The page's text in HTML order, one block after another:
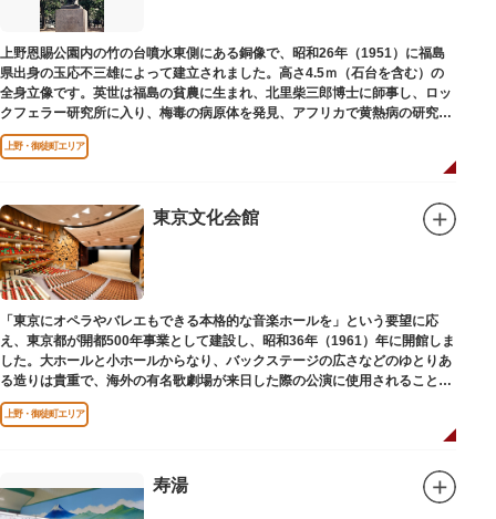
上野恩賜公園内の竹の台噴水東側にある銅像で、昭和26年（1951）に福島
県出身の玉応不三雄によって建立されました。高さ4.5ｍ（石台を含む）の
全身立像です。英世は福島の貧農に生まれ、北里柴三郎博士に師事し、ロッ
クフェラー研究所に入り、梅毒の病原体を発見、アフリカで黄熱病の研究中
感染して、死去しました。
上野・御徒町エリア
東京文化会館
「東京にオペラやバレエもできる本格的な音楽ホールを」という要望に応
え、東京都が開都500年事業として建設し、昭和36年（1961）年に開館しま
した。大ホールと小ホールからなり、バックステージの広さなどのゆとりあ
る造りは貴重で、海外の有名歌劇場が来日した際の公演に使用されることが
多いホールです。
上野・御徒町エリア
寿湯